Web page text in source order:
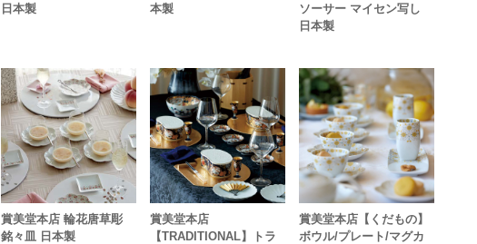
日本製
本製
ソーサー マイセン写し
日本製
賞美堂本店 輪花唐草彫
銘々皿 日本製
賞美堂本店
【TRADITIONAL】トラ
賞美堂本店【くだもの】
ボウル/プレート/マグカ